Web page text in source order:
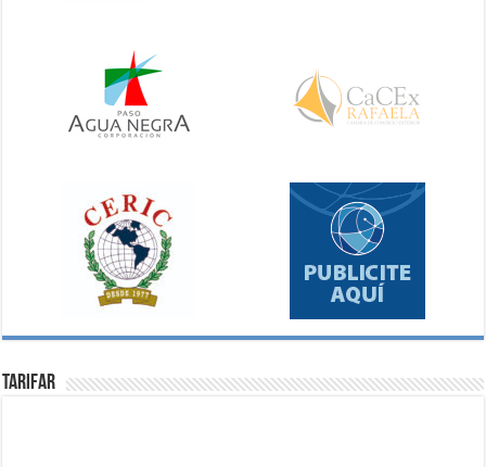
Tarifar